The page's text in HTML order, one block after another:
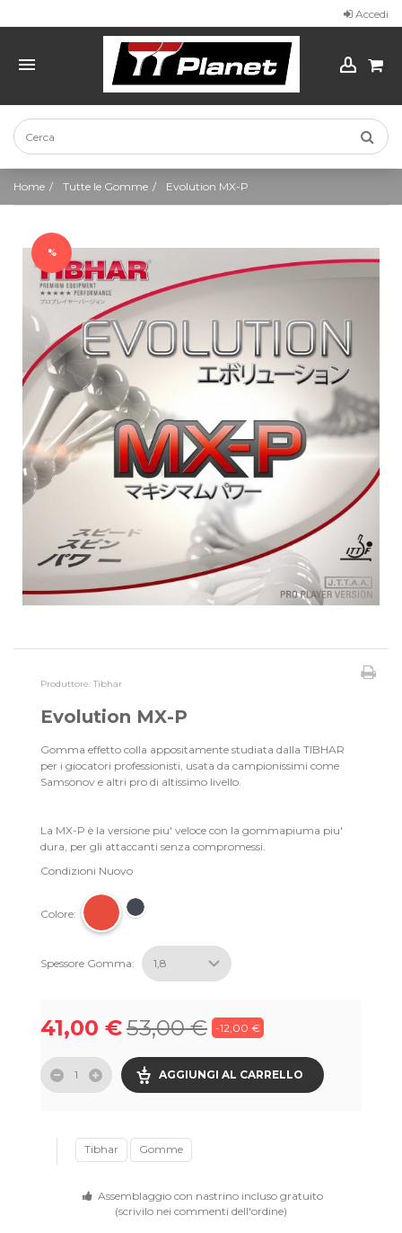
Accedi
Home Tutte le Gomme Evolution MX-P
%
Produttore: Tibhar
Evolution MX-P
Gomma effetto colla appositamente studiata dalla TIBHAR
per i giocatori professionisti, usata da campionissimi come
Samsonov e altri pro di altissimo livello.
La MX-P è la versione piu' veloce con la gommapiuma piu'
dura, per gli attaccanti senza compromessi.
Condizioni Nuovo
Colore:
Spessore Gomma:
41,00 €53,00 € -12,00 €
AGGIUNGI AL CARRELLO
Tibhar Gomme
Assemblaggio con nastrino incluso gratuito
(scrivilo nei commenti dell'ordine)